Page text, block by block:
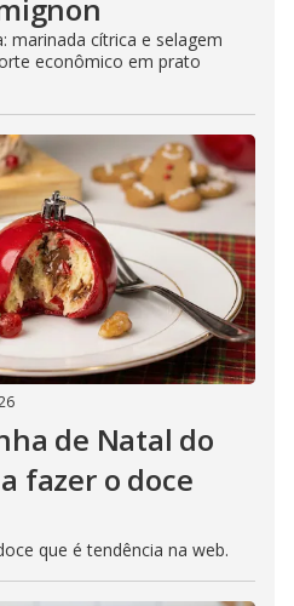
marinada cítrica e selagem
econômico em prato
de Natal do
fazer o doce
que é tendência na web.